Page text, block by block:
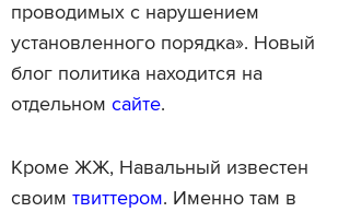
проводимых с нарушением
установленного порядка». Новый
блог политика находится на
отдельном сайте.
Кроме ЖЖ, Навальный известен
своим твиттером. Именно там в